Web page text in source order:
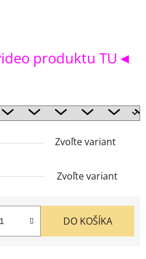
produktu TU◄
Zvoľte variant
Zvoľte variant
DO KOŠÍKA